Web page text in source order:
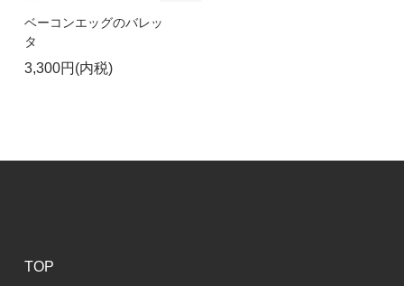
ベーコンエッグのバレッ
タ
3,300円(内税)
TOP